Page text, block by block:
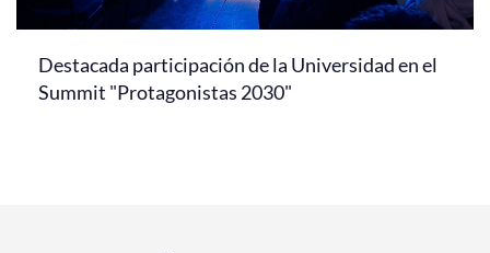
Destacada participación de la Universidad en el
Summit "Protagonistas 2030"